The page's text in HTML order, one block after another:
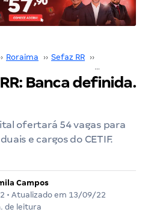
Roraima ›› Sefaz RR ››
Banca definida.
ofertará 54 vagas para
e cargos do CETIF.
Campos
• Atualizado em 13/09/22
de leitura